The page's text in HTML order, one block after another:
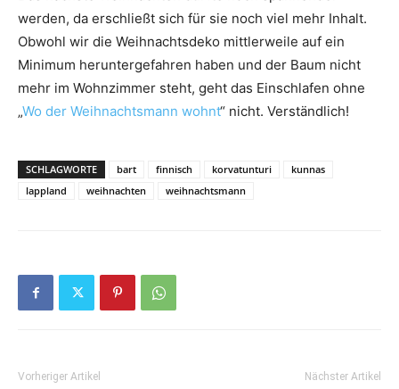
werden, da erschließt sich für sie noch viel mehr Inhalt.
Obwohl wir die Weihnachtsdeko mittlerweile auf ein
Minimum heruntergefahren haben und der Baum nicht
mehr im Wohnzimmer steht, geht das Einschlafen ohne
„Wo der Weihnachtsmann wohnt“ nicht. Verständlich!
SCHLAGWORTE bart finnisch korvatunturi
kunnas
lappland
weihnachten weihnachtsmann
Vorheriger Artikel Nächster Artikel